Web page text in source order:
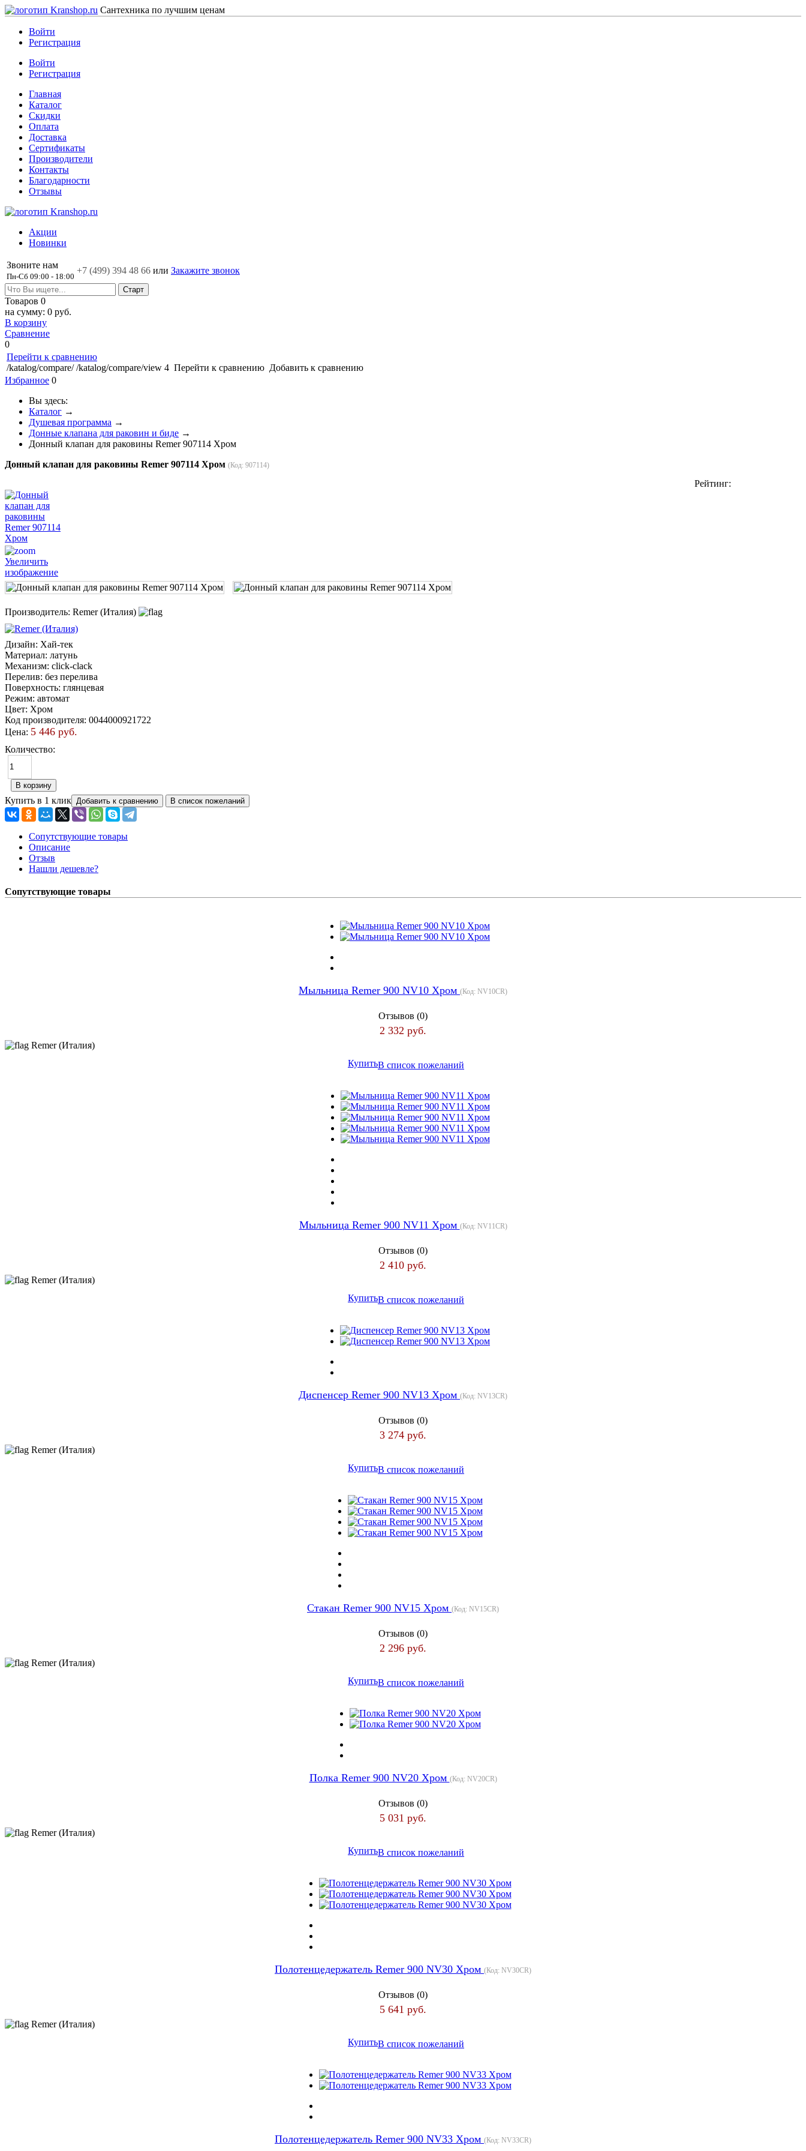
Сантехника по лучшим ценам
Войти
Регистрация
Войти
Регистрация
Главная
Каталог
Скидки
Оплата
Доставка
Сертификаты
Производители
Контакты
Благодарности
Отзывы
Акции
Новинки
Звоните нам
Пн-Сб 09:00 - 18:00
+7 (499) 394 48 66 или Закажите звонок
Товаров 0
на сумму: 0 руб.
В корзину
Сравнение
0
Перейти к сравнению
/katalog/compare/ /katalog/compare/view 4 Перейти к сравнению Добавить к сравнению
Избранное 0
Вы здесь:
Каталог →
Душевая программа →
Донные клапана для раковин и биде →
Донный клапан для раковины Remer 907114 Хром
Донный клапан для раковины Remer 907114 Хром (Код: 907114)
Рейтинг:
Увеличить
изображение
Производитель: Remer (Италия)
Дизайн: Хай-тек
Материал: латунь
Механизм: click-clack
Перелив: без перелива
Поверхность: глянцевая
Режим: автомат
Цвет: Хром
Код производителя: 0044000921722
Цена: 5 446 руб.
Количество:
Купить в 1 клик
Сопутствующие товары
Описание
Отзыв
Нашли дешевле?
Сопутствующие товары
Мыльница Remer 900 NV10 Хром (Код: NV10CR)
Отзывов (0)
2 332 руб.
Remer (Италия)
КупитьВ список пожеланий
Мыльница Remer 900 NV11 Хром (Код: NV11CR)
Отзывов (0)
2 410 руб.
Remer (Италия)
КупитьВ список пожеланий
Диспенсер Remer 900 NV13 Хром (Код: NV13CR)
Отзывов (0)
3 274 руб.
Remer (Италия)
КупитьВ список пожеланий
Стакан Remer 900 NV15 Хром (Код: NV15CR)
Отзывов (0)
2 296 руб.
Remer (Италия)
КупитьВ список пожеланий
Полка Remer 900 NV20 Хром (Код: NV20CR)
Отзывов (0)
5 031 руб.
Remer (Италия)
КупитьВ список пожеланий
Полотенцедержатель Remer 900 NV30 Хром (Код: NV30CR)
Отзывов (0)
5 641 руб.
Remer (Италия)
КупитьВ список пожеланий
Полотенцедержатель Remer 900 NV33 Хром (Код: NV33CR)